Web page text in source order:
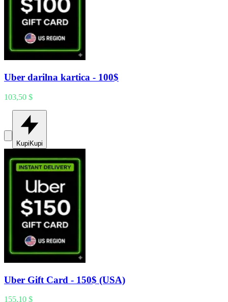
Uber darilna kartica - 100$
103,50 $
Kupi Kupi
Uber Gift Card - 150$ (USA)
155,10 $